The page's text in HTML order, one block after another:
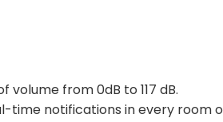
volume from 0dB to 117 dB.
time notifications in every room